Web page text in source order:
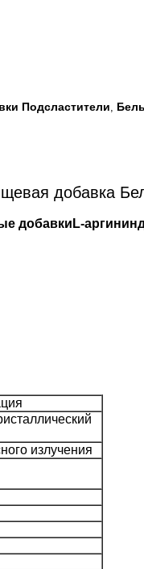
Подсластители,
добавка
добавки L-аргинин
излучения